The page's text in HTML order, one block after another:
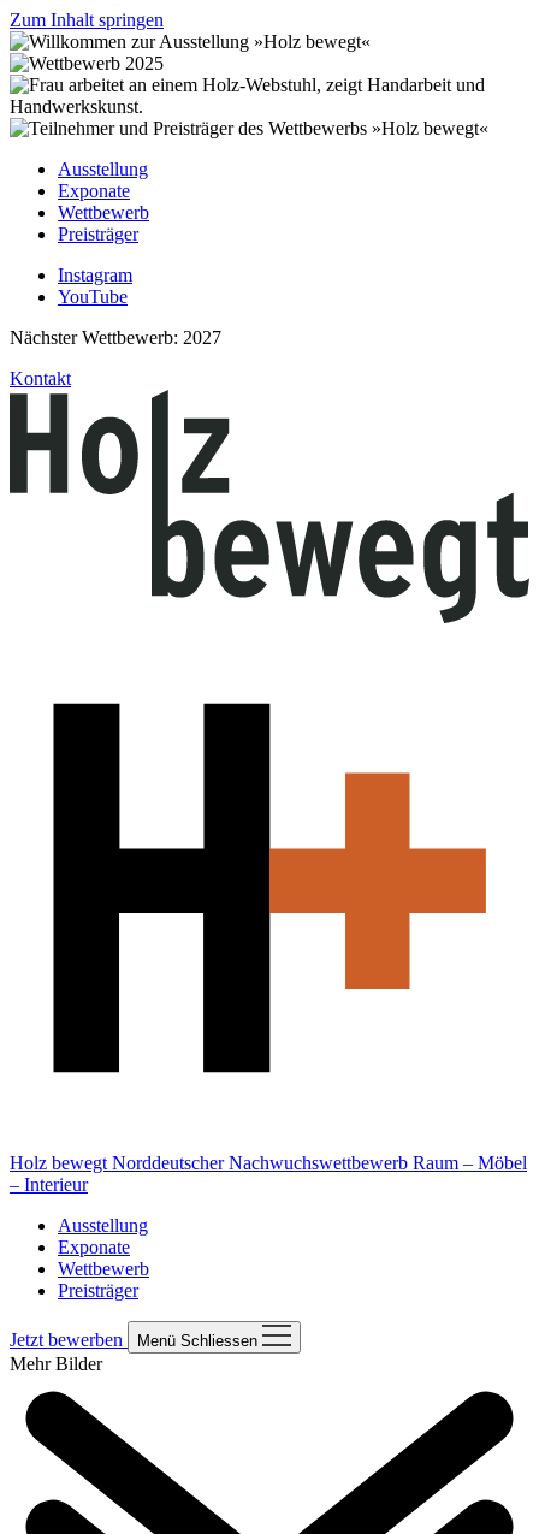
Zum Inhalt springen
Ausstellung
Exponate
Wettbewerb
Preisträger
Instagram
YouTube
Nächster Wettbewerb: 2027
Kontakt
Holz bewegt Norddeutscher Nachwuchswettbewerb Raum – Möbel
– Interieur
Ausstellung
Exponate
Wettbewerb
Preisträger
Jetzt bewerben Menü Schliessen
Mehr Bilder